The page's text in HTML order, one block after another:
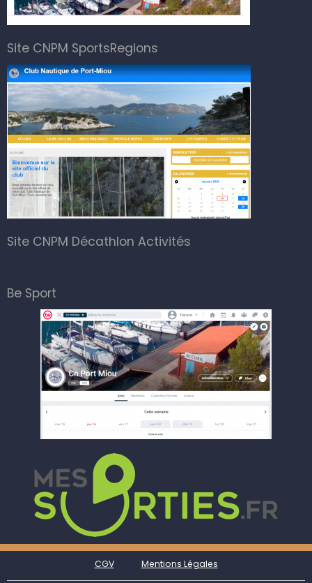
Site CNPM SportsRegions
Site CNPM Décathlon Activités
Be Sport
CGV Mentions Légales